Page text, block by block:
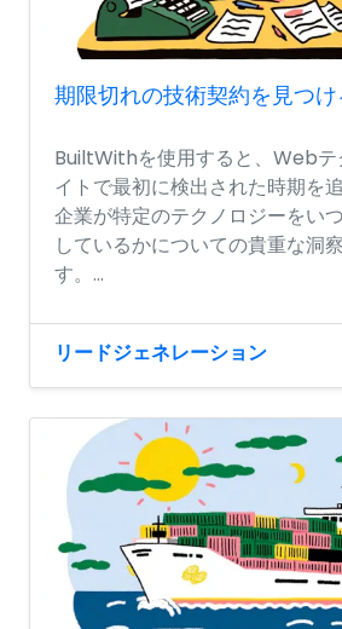
期限切れの技術契約を見つ
BuiltWithを使用すると、Webテ
イトで最初に検出された時期を
企業が特定のテクノロジーをい
しているかについての貴重な洞
す。...
リードジェネレーション